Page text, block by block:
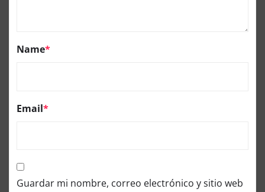
Name*
Email*
Guardar mi nombre, correo electrónico y sitio web